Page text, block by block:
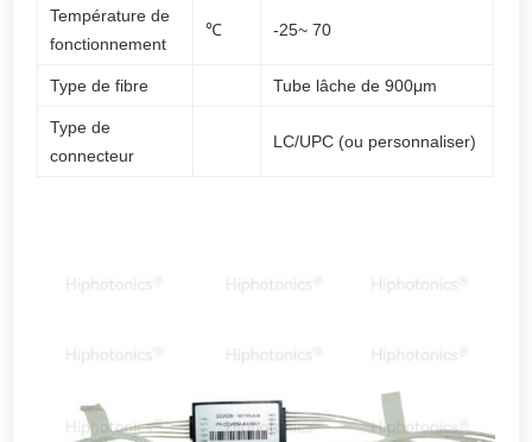
Température de
fonctionnement
℃ -25~ 70
Type de fibre Tube lâche de 900μm
Type de
connecteur
LC/UPC (ou personnaliser)